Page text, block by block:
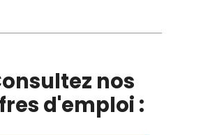
nos
d'emploi :